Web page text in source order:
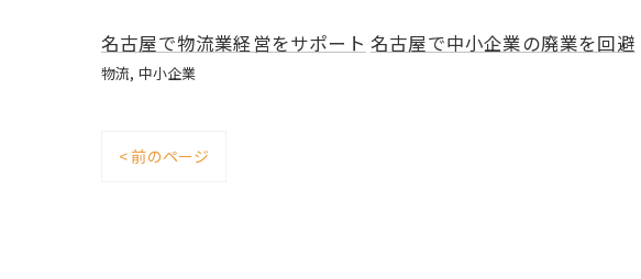
名古屋で物流業経営をサポート 名古屋で中小企業の廃業を回避
物流 中小企業
< 前のページ